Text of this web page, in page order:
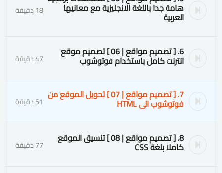
هامة جدا باللغة الانجليزية مع معانيها
العربية 18 دقيقة
6. [ تصميم مواقع | 06 ] تصميم موقع
انترنت كامل باستخدام فوتوشوب 47 دقيقة
7. [ تصميم مواقع | 07 ] تحويل الموقع من
فوتوشوب الى HTML 51 دقيقة
8. [ تصميم مواقع | 08 ] تنسيق الموقع
كاملا بلغة CSS 77 دقيقة